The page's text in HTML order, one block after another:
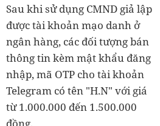
Sau khi sử dụng CMND giả lập
được tài khoản mạo danh ở
ngân hàng, các đối tượng bán
thông tin kèm mật khẩu đăng
nhập, mã OTP cho tài khoản
Telegram có tên "H.N" với giá
từ 1.000.000 đến 1.500.000
đồng.